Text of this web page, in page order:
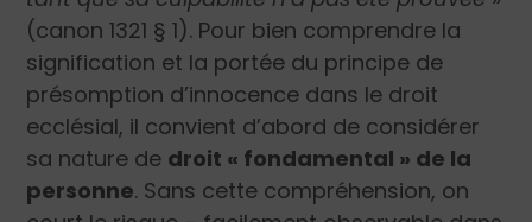
(canon 1321 § 1). Pour bien comprendre la
signification et la portée du principe de
présomption d’innocence dans le droit
ecclésial, il convient d’abord de considérer
sa nature de droit « fondamental » de la
personne. Sans cette compréhension, on